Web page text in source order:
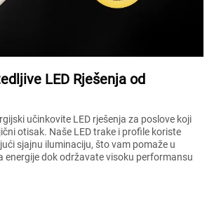
LED Rješenja od
učinkovite LED rješenja za poslove koji
otisak. Naše LED trake i profile koriste
sjajnu iluminaciju, što vam pomaže u
energije dok održavate visoku performansu